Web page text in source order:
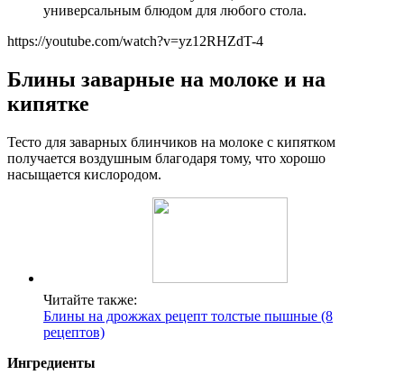
универсальным блюдом для любого стола.
https://youtube.com/watch?v=yz12RHZdT-4
Блины заварные на молоке и на
кипятке
Тесто для заварных блинчиков на молоке с кипятком
получается воздушным благодаря тому, что хорошо
насыщается кислородом.
Читайте также:
Блины на дрожжах рецепт толстые пышные (8
рецептов)
Ингредиенты